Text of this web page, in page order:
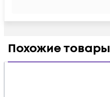
Похожие товары